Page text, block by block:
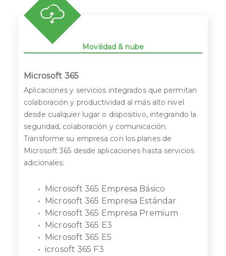
Movilidad & nube
Microsoft 365
Aplicaciones y servicios integrados que permitan
colaboración y productividad al más alto nivel
desde cualquier lugar o dispositivo, integrando la
seguridad, colaboración y comunicación.
Transforme su empresa con los planes de
Microsoft 365 desde aplicaciones hasta servicios
adicionales:
Microsoft 365 Empresa Básico
Microsoft 365 Empresa Estándar
Microsoft 365 Empresa Premium
Microsoft 365 E3
Microsoft 365 E5
icrosoft 365 F3